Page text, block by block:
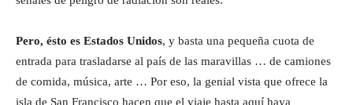
Pero, ésto es Estados Unidos, y basta una pequeña cuota de
entrada para trasladarse al país de las maravillas … de camiones
de comida, música, arte … Por eso, la genial vista que ofrece la
isla de San Francisco hacen que el viaje hasta aquí haya